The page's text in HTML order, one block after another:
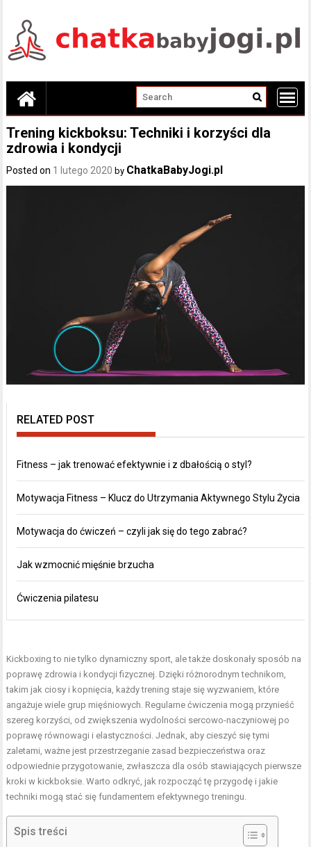
content
Trening kickboksu: Techniki i korzyści dla
zdrowia i kondycji
Posted on 1 lutego 2020 by ChatkaBabyJogi.pl
RELATED POST
Fitness – jak trenować efektywnie i z dbałością o styl?
Motywacja Fitness – Klucz do Utrzymania Aktywnego Stylu Życia
Motywacja do ćwiczeń – czyli jak się do tego zabrać?
Jak wzmocnić mięśnie brzucha
Ćwiczenia pilatesu
Kickboxing to nie tylko dynamiczny sport, ale także doskonały sposób na
poprawę zdrowia i kondycji fizycznej. Dzięki różnorodnym technikom,
takim jak ciosy i kopnięcia, każdy trening staje się wyzwaniem, które
angażuje wiele grup mięśniowych. Regularne ćwiczenia mogą przynieść
szereg korzyści, od zwiększenia wydolności sercowo-naczyniowej po
poprawę równowagi i elastyczności. Jednak, aby cieszyć się tymi
zaletami, ważne jest przestrzeganie zasad bezpieczeństwa oraz
odpowiednie przygotowanie, zwłaszcza dla osób stawiających pierwsze
kroki w kickboksie. Warto odkryć, jak rozpocząć tę przygodę i jakie
techniki mogą stać się fundamentem efektywnego treningu.
Spis treści